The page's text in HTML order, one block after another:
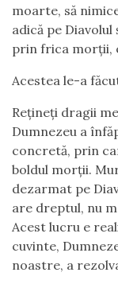
moarte, să
adică pe Diavolul
prin frica morții,
Acestea le-a
Rețineți dragii
Dumnezeu a
concretă, prin
boldul morții.
dezarmat pe
are dreptul, nu
Acest lucru e
cuvinte,
noastre, a